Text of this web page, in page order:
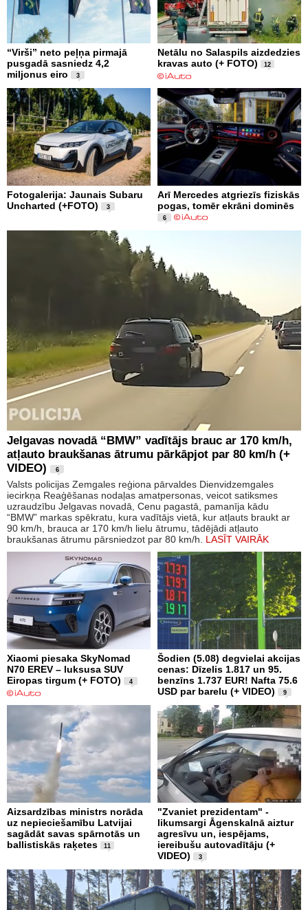
“Virši” neto peļņa pirmajā
pusgadā sasniedz 4,2
miljonus eiro
3
Netālu no Salaspils aizdedzies
kravas auto (+ FOTO)
12
Fotogalerija: Jaunais Subaru
Uncharted (+FOTO)
3
Arī Mercedes atgriezīs fiziskās
pogas, tomēr ekrāni dominēs
6
Jelgavas novadā “BMW” vadītājs brauc ar 170 km/h,
atļauto braukšanas ātrumu pārkāpjot par 80 km/h (+
VIDEO)
6
Valsts policijas Zemgales reģiona pārvaldes Dienvidzemgales
iecirkņa Reaģēšanas nodaļas amatpersonas, veicot satiksmes
uzraudzību Jelgavas novadā, Cenu pagastā, pamanīja kādu
“BMW” markas spēkratu, kura vadītājs vietā, kur atļauts braukt ar
90 km/h, brauca ar 170 km/h lielu ātrumu, tādējādi atļauto
braukšanas ātrumu pārsniedzot par 80 km/h. LASĪT VAIRĀK
Xiaomi piesaka SkyNomad
N70 EREV – luksusa SUV
Eiropas tirgum (+ FOTO)
4
Šodien (5.08) degvielai akcijas
cenas: Dīzelis 1.817 un 95.
benzīns 1.737 EUR! Nafta 75.6
USD par barelu (+ VIDEO)
9
Aizsardzības ministrs norāda
uz nepieciešamību Latvijai
sagādāt savas spārnotās un
ballistiskās raķetes
11
"Zvaniet prezidentam" -
likumsargi Āgenskalnā aiztur
agresīvu un, iespējams,
iereibušu autovadītāju (+
VIDEO)
3